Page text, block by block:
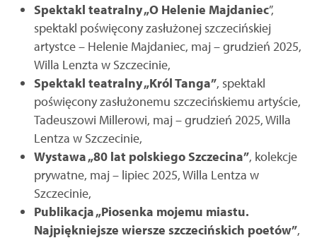
Spektakl teatralny „O Helenie Majdaniec”,
spektakl poświęcony zasłużonej szczecińskiej
artystce – Helenie Majdaniec, maj – grudzień 2025,
Willa Lenzta w Szczecinie,
Spektakl teatralny „Król Tanga”, spektakl
poświęcony zasłużonemu szczecińskiemu artyście,
Tadeuszowi Millerowi, maj – grudzień 2025, Willa
Lentza w Szczecinie,
Wystawa „80 lat polskiego Szczecina”, kolekcje
prywatne, maj – lipiec 2025, Willa Lentza w
Szczecinie,
Publikacja „Piosenka mojemu miastu.
Najpiękniejsze wiersze szczecińskich poetów”,